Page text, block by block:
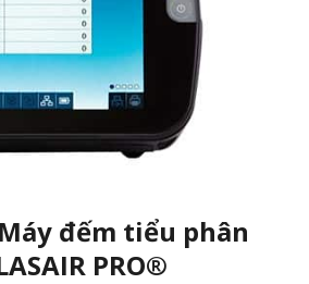
đếm tiểu phân
PRO®